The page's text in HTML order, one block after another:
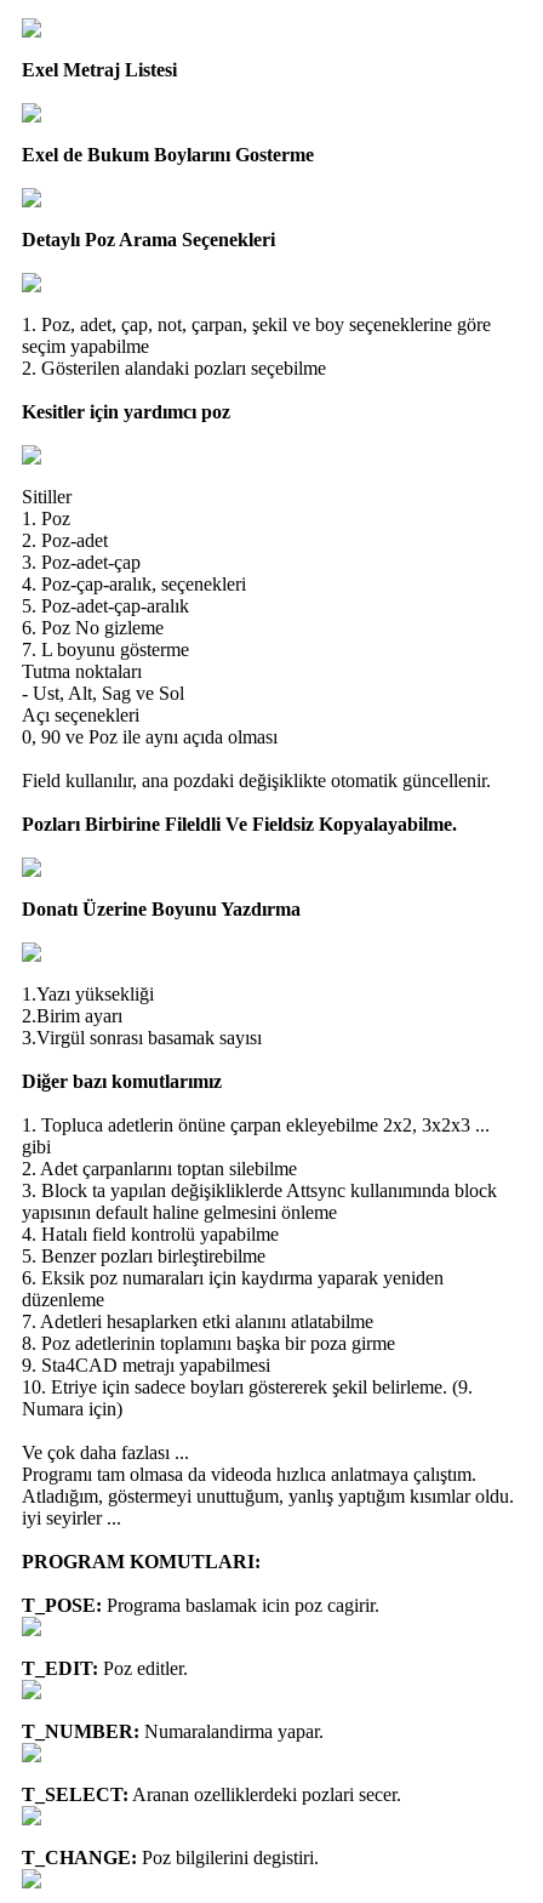
Exel Metraj Listesi
Exel de Bukum Boylarını Gosterme
Detaylı Poz Arama Seçenekleri
1. Poz, adet, çap, not, çarpan, şekil ve boy seçeneklerine göre
seçim yapabilme
2. Gösterilen alandaki pozları seçebilme
Kesitler için yardımcı poz
Sitiller
1. Poz
2. Poz-adet
3. Poz-adet-çap
4. Poz-çap-aralık, seçenekleri
5. Poz-adet-çap-aralık
6. Poz No gizleme
7. L boyunu gösterme
Tutma noktaları
- Ust, Alt, Sag ve Sol
Açı seçenekleri
0, 90 ve Poz ile aynı açıda olması
Field kullanılır, ana pozdaki değişiklikte otomatik güncellenir.
Pozları Birbirine Fileldli Ve Fieldsiz Kopyalayabilme.
Donatı Üzerine Boyunu Yazdırma
1.Yazı yüksekliği
2.Birim ayarı
3.Virgül sonrası basamak sayısı
Diğer bazı komutlarımız
1. Topluca adetlerin önüne çarpan ekleyebilme 2x2, 3x2x3 ...
gibi
2. Adet çarpanlarını toptan silebilme
3. Block ta yapılan değişikliklerde Attsync kullanımında block
yapısının default haline gelmesini önleme
4. Hatalı field kontrolü yapabilme
5. Benzer pozları birleştirebilme
6. Eksik poz numaraları için kaydırma yaparak yeniden
düzenleme
7. Adetleri hesaplarken etki alanını atlatabilme
8. Poz adetlerinin toplamını başka bir poza girme
9. Sta4CAD metrajı yapabilmesi
10. Etriye için sadece boyları göstererek şekil belirleme. (9.
Numara için)
Ve çok daha fazlası ...
Programı tam olmasa da videoda hızlıca anlatmaya çalıştım.
Atladığım, göstermeyi unuttuğum, yanlış yaptığım kısımlar oldu.
iyi seyirler ...
PROGRAM KOMUTLARI:
T_POSE: Programa baslamak icin poz cagirir.
T_EDIT: Poz editler.
T_NUMBER: Numaralandirma yapar.
T_SELECT: Aranan ozelliklerdeki pozlari secer.
T_CHANGE: Poz bilgilerini degistiri.